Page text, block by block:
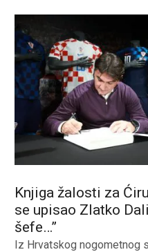
Knjiga žalosti za
se upisao Zlatko
šefe…”
Iz Hrvatskog nogometnog